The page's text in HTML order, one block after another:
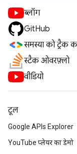
ब्लॉग
GitHub
समस्या को ट्रैक
स्टैक ओवरफ़्लो
वीडियो
टूल
Google APIs Explorer
YouTube प्लेयर का डेमो